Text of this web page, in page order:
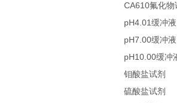
CA610氟化物
pH4.01 缓冲液
pH7.00缓冲液
pH10.00缓冲
钼酸盐试剂
硫酸盐试剂